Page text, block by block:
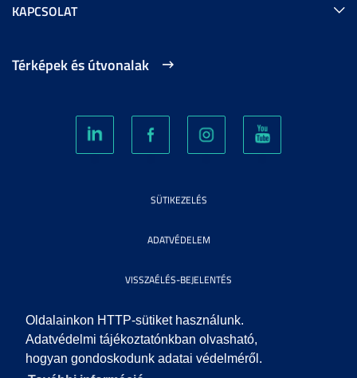
Oldalainkon HTTP-sütiket használunk.
Adatvédelmi tájékoztatónkban olvasható,
hogyan gondoskodunk adatai védelméről.
KAPCSOLAT
Térképek és útvonalak
SÜTIKEZELÉS
ADATVÉDELEM
VISSZAÉLÉS-BEJELENTÉS
KÖZÉRDEKŰ ADATOK
IMPRESSZUM